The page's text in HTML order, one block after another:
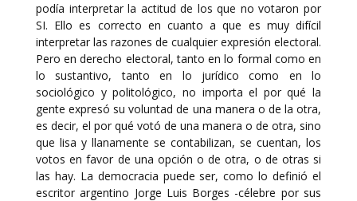
podía interpretar la actitud de los que no votaron por
SI. Ello es correcto en cuanto a que es muy difícil
interpretar las razones de cualquier expresión electoral.
Pero en derecho electoral, tanto en lo formal como en
lo sustantivo, tanto en lo jurídico como en lo
sociológico y politológico, no importa el por qué la
gente expresó su voluntad de una manera o de la otra,
es decir, el por qué votó de una manera o de otra, sino
que lisa y llanamente se contabilizan, se cuentan, los
votos en favor de una opción o de otra, o de otras si
las hay. La democracia puede ser, como lo definió el
escritor argentino Jorge Luis Borges -célebre por sus